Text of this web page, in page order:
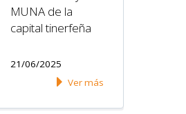
MUNA de la
capital tinerfeña
21/06/2025
Ver más